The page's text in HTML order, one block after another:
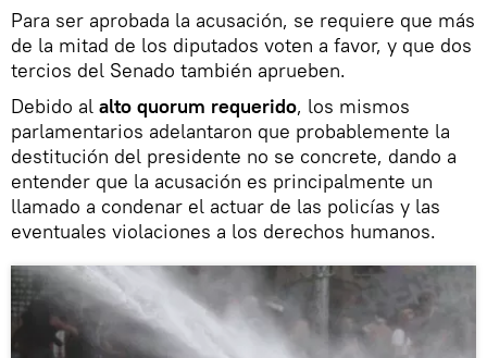
Para ser aprobada la acusación, se requiere que más
de la mitad de los diputados voten a favor, y que dos
tercios del Senado también aprueben.
Debido al alto quorum requerido, los mismos
parlamentarios adelantaron que probablemente la
destitución del presidente no se concrete, dando a
entender que la acusación es principalmente un
llamado a condenar el actuar de las policías y las
eventuales violaciones a los derechos humanos.